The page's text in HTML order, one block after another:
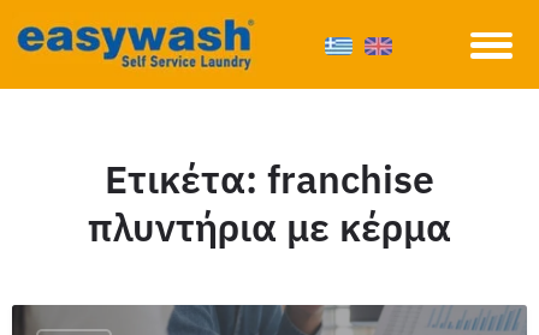
Ετικέτα: franchise
πλυντήρια με κέρμα